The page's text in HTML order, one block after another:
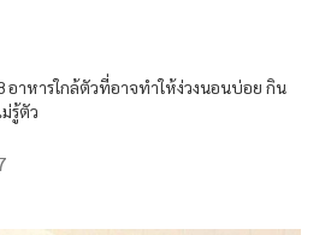
าหารใกล้ตัวที่อาจทำให้ง่วงนอนบ่อย กิน
รู้ตัว